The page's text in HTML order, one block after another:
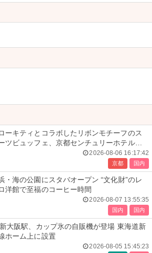
ーキティとコラボしたリボンモチーフのス
ツビュッフェ、京都センチュリーホテルで
2026-08-06 16:17:42
京都 国内
・海の公園にスタバオープン “文化財”のレ
洋館で至福のコーヒー時間
2026-08-07 13:55:35
国内 国内
大阪駅、カップ氷の自販機が登場 東海道新
ホーム上に設置
2026-08-05 15:45:23